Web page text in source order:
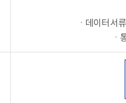
ㆍ데이터 서
ㆍ